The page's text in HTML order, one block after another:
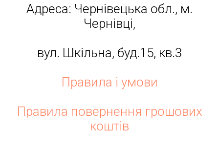
Адреса: Чернівецька обл., м.
Чернівці,
вул. Шкільна, буд.15, кв.3
Правила і умови
Правила повернення грошових
коштів